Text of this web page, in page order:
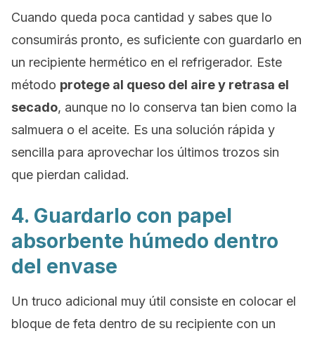
Cuando queda poca cantidad y sabes que lo
consumirás pronto, es suficiente con guardarlo en
un recipiente hermético en el refrigerador. Este
método protege al queso del aire y retrasa el
secado, aunque no lo conserva tan bien como la
salmuera o el aceite. Es una solución rápida y
sencilla para aprovechar los últimos trozos sin
que pierdan calidad.
4. Guardarlo con papel
absorbente húmedo dentro
del envase
Un truco adicional muy útil consiste en colocar el
bloque de feta dentro de su recipiente con un